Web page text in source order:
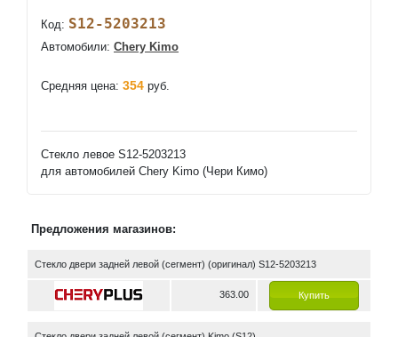
Код: S12-5203213
Автомобили: Chery Kimo
Средняя цена: 354 руб.
Стекло левое S12-5203213
для автомобилей Chery Kimo (Чери Кимо)
Предложения магазинов:
Стекло двери задней левой (сегмент) (оригинал) S12-5203213
363.00 Купить